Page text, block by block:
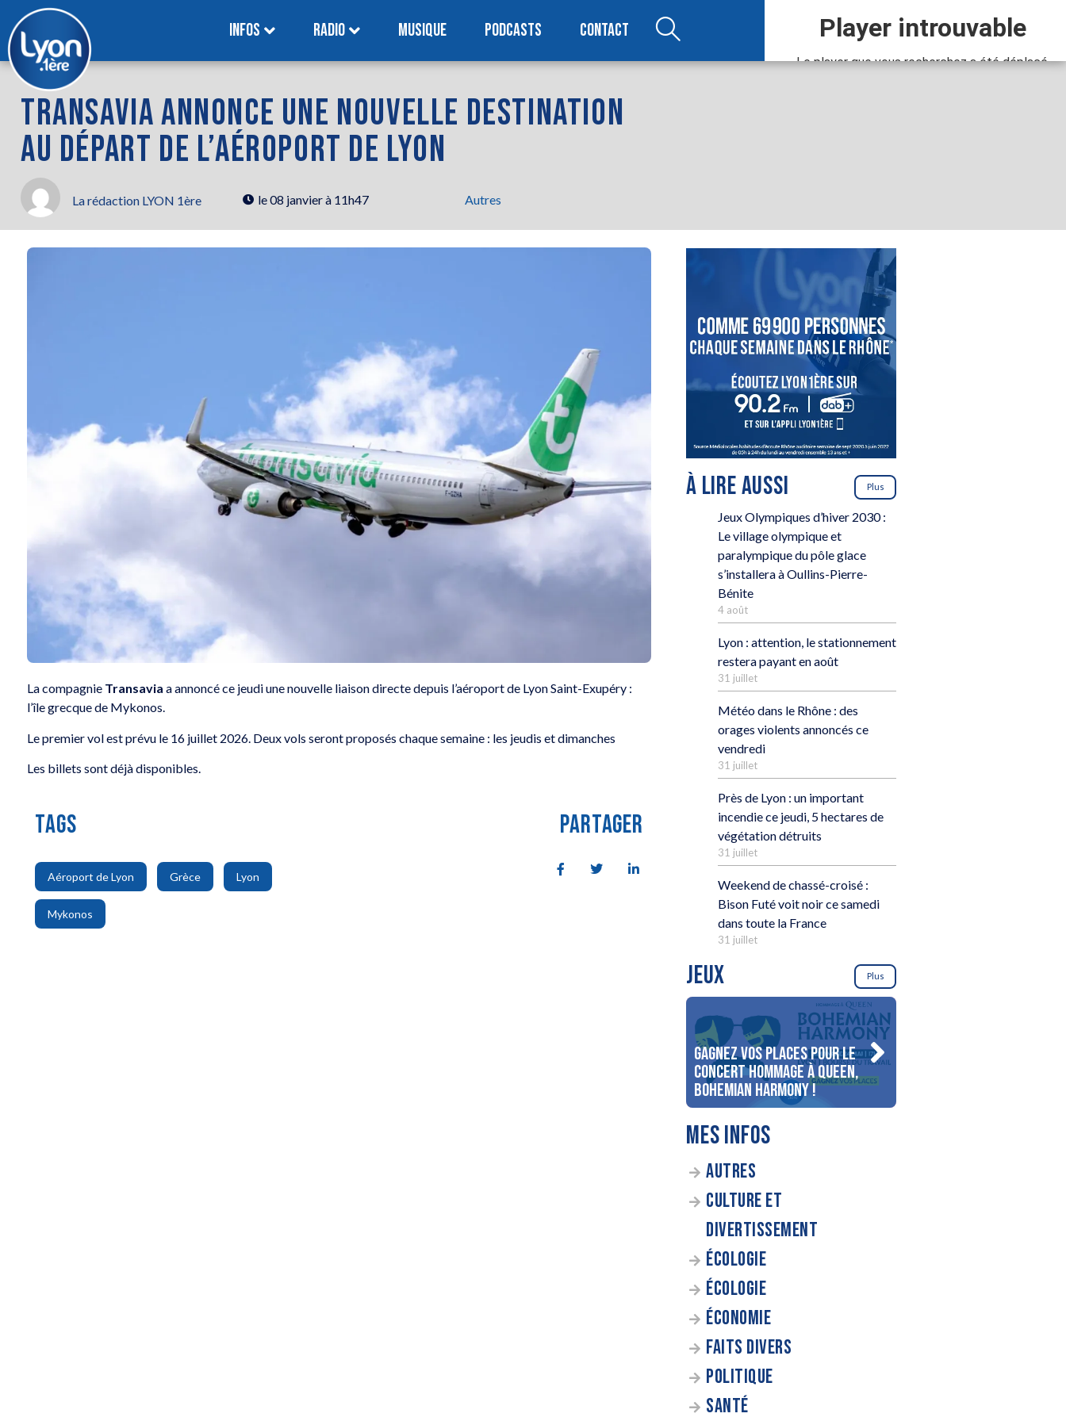
INFOS RADIO MUSIQUE PODCASTS CONTACT
TRANSAVIA ANNONCE UNE NOUVELLE DESTINATION
AU DÉPART DE L’AÉROPORT DE LYON
La rédaction LYON 1ère le08 janvier à 11h47 Autres
La compagnie Transavia a annoncé ce jeudi une nouvelle liaison directe depuis l’aéroport de Lyon Saint-Exupéry :
l’île grecque de Mykonos.
Le premier vol est prévu le 16 juillet 2026. Deux vols seront proposés chaque semaine : les jeudis et dimanches
Les billets sont déjà disponibles.
TAGS
Aéroport de Lyon
,
Grèce
,
Lyon
Mykonos
PARTAGER
À LIRE AUSSI Plus
Jeux Olympiques d’hiver 2030 :
Le village olympique et
paralympique du pôle glace
s’installera à Oullins-Pierre-
Bénite
4 août
Lyon : attention, le stationnement
restera payant en août
31 juillet
Météo dans le Rhône : des
orages violents annoncés ce
vendredi
31 juillet
Près de Lyon : un important
incendie ce jeudi, 5 hectares de
végétation détruits
31 juillet
Weekend de chassé-croisé :
Bison Futé voit noir ce samedi
dans toute la France
31 juillet
JEUX Plus
Gagnez vos places pour le
concert Hommage à Queen,
Bohemian Harmony !
MES INFOS
AUTRES
CULTURE ET
DIVERTISSEMENT
ÉCOLOGIE
ÉCOLOGIE
ÉCONOMIE
FAITS DIVERS
POLITIQUE
SANTÉ